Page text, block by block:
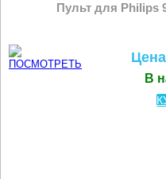
Пульт для Philips
В